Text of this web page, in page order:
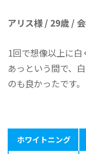
アリス様 / 29歳 /
1回で想像以上に
あっという間で、
のも良かったです。
ホワイトニング